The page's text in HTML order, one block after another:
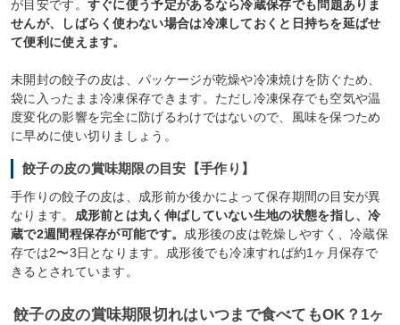
が目安です。 すぐに使う予定があるなら冷蔵保存でも問題ありま
せんが、しばらく使わない場合は冷凍しておくと日持ちを延ばせ
て便利に使えます。
未開封の餃子の皮は、パッケージが乾燥や冷凍焼けを防ぐため、
袋に入ったまま冷凍保存できます。ただし冷凍保存でも空気や温
度変化の影響を完全に防げるわけではないので、風味を保つため
に早めに使い切りましょう。
餃子の皮の賞味期限の目安【手作り】
手作りの餃子の皮は、成形前か後かによって保存期間の目安が異
なります。 成形前とは丸く伸ばしていない生地の状態を指し、冷
蔵で2週間程保存が可能です。 成形後の皮は乾燥しやすく、冷蔵保
存では2〜3日となります。成形後でも冷凍すれば約1ヶ月保存で
きるとされています。
餃子の皮の賞味期限切れはいつまで食べてもOK？1ヶ